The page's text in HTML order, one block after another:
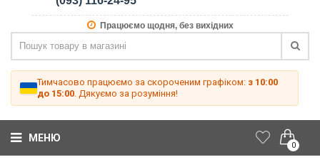
Працюємо щодня, без вихідних
Тимчасово працюємо за скороченим графіком: з 10:00
до 15:00 . Дякуємо за розуміння!
0
МЕНЮ